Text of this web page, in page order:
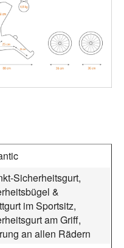
Sicherheitsgurt,
&
im Sportsitz,
am Griff,
an allen Rädern